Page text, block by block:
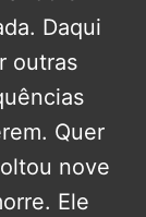
Daqui
outras
Quer
nove
Ele